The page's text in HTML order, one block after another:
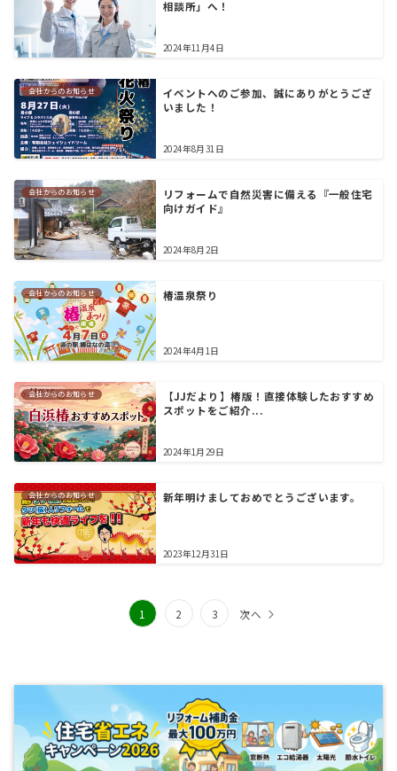
相談所」へ！
2024年11月4日
会社からのお知らせ
イベントへのご参加、誠にありがとうござ
いました！
2024年8月31日
会社からのお知らせ
リフォームで自然災害に備える『一般住宅
向けガイド』
2024年8月2日
会社からのお知らせ 椿温泉祭り
2024年4月1日
会社からのお知らせ
【JJだより】椿版！直接体験したおすすめ
スポットをご紹介...
2024年1月29日
会社からのお知らせ 新年明けましておめでとうございます。
2023年12月31日
ー
ジ
1 2 3 次へ